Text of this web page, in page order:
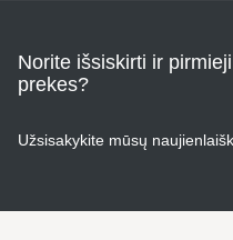
Norite išsiskirti ir
prekes?
Užsisakykite mūsų